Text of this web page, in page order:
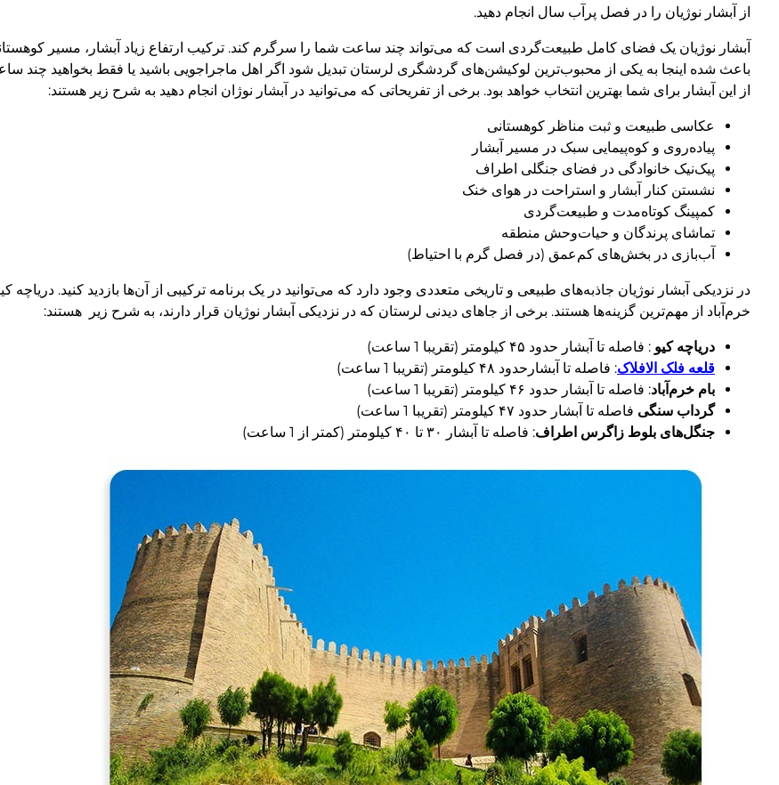
از آبشار نوژیان را در فصل پرآب سال انجام دهید.
آبشار نوژیان یک فضای کامل طبیعت‌گردی است که می‌تواند چند ساعت شما را سرگرم کند. ترکیب ارتفاع زیاد آبشار، مسیر
باعث شده اینجا به یکی از محبوب‌ترین لوکیشن‌های گردشگری لرستان تبدیل شود اگر اهل ماجراجویی باشید یا فقط بخواهید چند
از این آبشار برای شما بهترین انتخاب خواهد بود. برخی از تفریحاتی که می‌توانید در آبشار نوژان انجام دهید به شرح زیر هستند:
عکاسی طبیعت و ثبت مناظر کوهستانی
پیاده‌روی و کوه‌پیمایی سبک در مسیر آبشار
پیک‌نیک خانوادگی در فضای جنگلی اطراف
نشستن کنار آبشار و استراحت در هوای خنک
کمپینگ کوتاه‌مدت و طبیعت‌گردی
تماشای پرندگان و حیات‌وحش منطقه
آب‌بازی در بخش‌های کم‌عمق (در فصل گرم با احتیاط)
در نزدیکی آبشار نوژیان جاذبه‌های طبیعی و تاریخی متعددی وجود دارد که می‌توانید در یک برنامه ترکیبی از آن‌ها بازدید کنید.
خرم‌آباد از مهم‌ترین گزینه‌ها هستند. برخی از جاهای دیدنی لرستان که در نزدیکی آبشار نوژیان قرار دارند، به شرح زیر هستند:
دریاچه کیو : فاصله تا آبشار حدود ۴۵ کیلومتر (تقریبا 1 ساعت)
قلعه فلک‌ الافلاک: فاصله تا آبشارحدود ۴۸ کیلومتر (تقریبا 1 ساعت)
بام خرم‌آباد: فاصله تا آبشار حدود ۴۶ کیلومتر (تقریبا 1 ساعت)
گرداب سنگی فاصله تا آبشار حدود ۴۷ کیلومتر (تقریبا 1 ساعت)
جنگل‌های بلوط زاگرس اطراف: فاصله تا آبشار ۳۰ تا ۴۰ کیلومتر (کمتر از 1 ساعت)